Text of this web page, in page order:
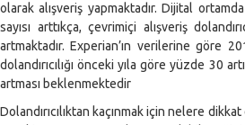
olarak alışveriş yapmaktadır. Dijital
sayısı arttıkça, çevrimiçi alışveriş
artmaktadır. Experian’ın verilerine göre
dolandırıcılığı önceki yıla göre yüzde 30
artması beklenmektedir
Dolandırıcılıktan kaçınmak için nelere